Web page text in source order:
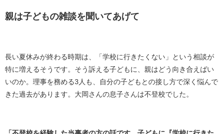
親は子どもの雑談を聞いてあげて
長い夏休みが終わる時期は、「学校に行きたくない」という相談が
特に増えるそうです。そう訴える子どもに、親はどう向き合えばい
いのか。理事を務める3人も、自分の子どもとの接し方で深く悩んで
きた過去があります。大岡さんの息子さんは不登校でした。